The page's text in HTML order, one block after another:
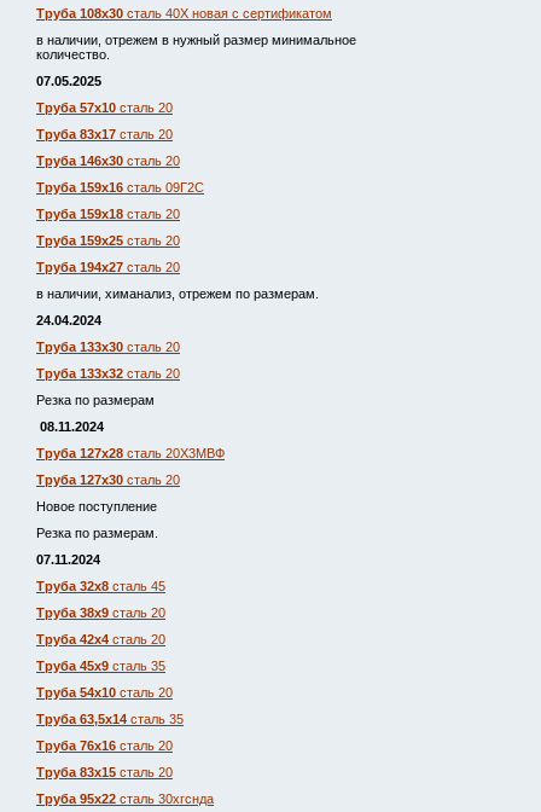
Труба 108х30 сталь 40Х новая с сертификатом
в наличии, отрежем в нужный размер минимальное
количество.
07.05.2025
Труба 57х10 сталь 20
Труба 83х17 сталь 20
Труба 146х30 сталь 20
Труба 159х16 сталь 09Г2С
Труба 159х18 сталь 20
Труба 159х25 сталь 20
Труба 194х27 сталь 20
в наличии, химанализ, отрежем по размерам.
24.04.2024
Труба 133х30 сталь 20
Труба 133х32 сталь 20
Резка по размерам
08.11.2024
Труба 127х28 сталь 20Х3МВФ
Труба 127х30 сталь 20
Новое поступление
Резка по размерам.
07.11.2024
Труба 32х8 сталь 45
Труба 38х9 сталь 20
Труба 42х4 сталь 20
Труба 45х9 сталь 35
Труба 54х10 сталь 20
Труба 63,5х14 сталь 35
Труба 76х16 сталь 20
Труба 83х15 сталь 20
Труба 95х22 сталь 30хгснда